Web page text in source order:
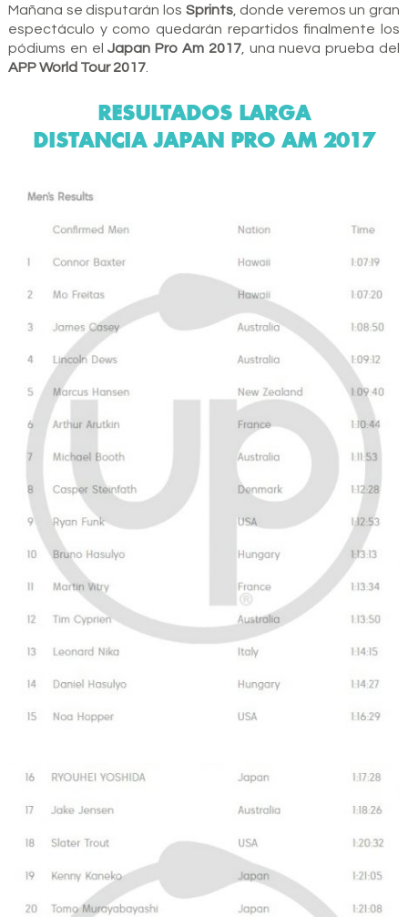
Mañana se disputarán los Sprints, donde veremos un gran
espectáculo y como quedarán repartidos finalmente los
pódiums en elJapan Pro Am 2017, una nueva prueba del
APP World Tour 2017.
RESULTADOS LARGA
DISTANCIA JAPAN PRO AM 2017